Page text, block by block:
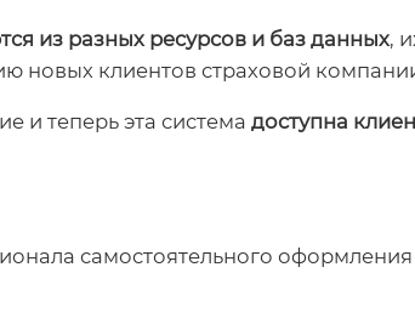
из разных ресурсов и баз данных,
новых клиентов страховой
и теперь эта система доступна
самостоятельного